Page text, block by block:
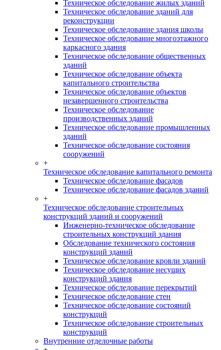
Техническое обследование жилых зданий
Техническое обследование зданий для
реконструкции
Техническое обследование здания школы
Техническое обследование многоэтажного
каркасного здания
Техническое обследование общественных
зданий
Техническое обследование объекта
капитального строительства
Техническое обследование объектов
незавершенного строительства
Техническое обследование
производственных зданий
Техническое обследование промышленных
зданий
Техническое обследование состояния
сооружений
+
Техническое обследование капитального ремонта
Техническое обследование фасадов
Техническое обследование фасадов зданий
+
Техническое обследование строительных
конструкций зданий и сооружений
Инженерно-техническое обследование
строительных конструкций здания
Обследование технического состояния
конструкций зданий
Техническое обследование кровли зданий
Техническое обследование несущих
конструкций здания
Техническое обследование перекрытий
Техническое обследование стен
Техническое обследование состояний
конструкций
Техническое обследование строительных
конструкций
Внутренние отделочные работы